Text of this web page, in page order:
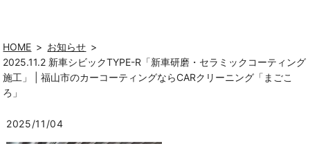
HOME
お知らせ
2025.11.2 新車シビックTYPE-R「新車研磨・セラミックコーティング
施工」 | 福山市のカーコーティングならCARクリーニング「まごこ
ろ」
2025/11/04